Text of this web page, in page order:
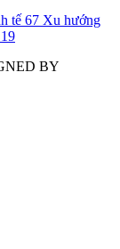
tế 67 Xu hướng
19
BY